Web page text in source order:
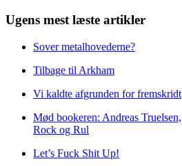
Ugens mest læste artikler
Sover metalhovederne?
Tilbage til Arkham
Vi kaldte afgrunden for fremskridt
Mød bookeren: Andreas Truelsen,
Rock og Rul
Let’s Fuck Shit Up!